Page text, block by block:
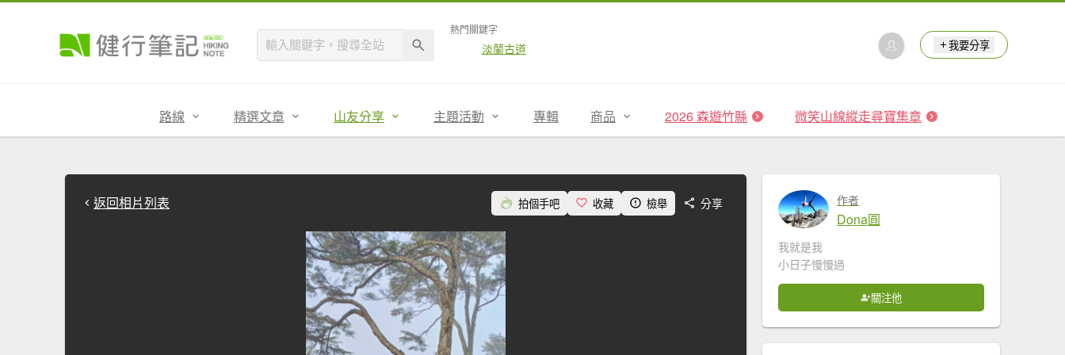
熱門關鍵字
淡蘭古道 我要分享
路線 精選文章 山友分享 主題活動 專輯 商品 2026 森遊竹縣 微笑山線縱走尋寶集章
返回相片列表 拍個手吧 收藏 檢舉 分享 作者
Dona圓
我就是我
小日子慢慢過
關注他